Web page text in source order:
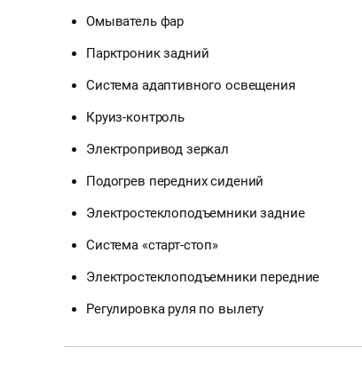
Омыватель фар
Парктроник задний
Система адаптивного освещения
Круиз-контроль
Электропривод зеркал
Подогрев передних сидений
Электростеклоподъемники задние
Система «старт-стоп»
Электростеклоподъемники передние
Регулировка руля по вылету